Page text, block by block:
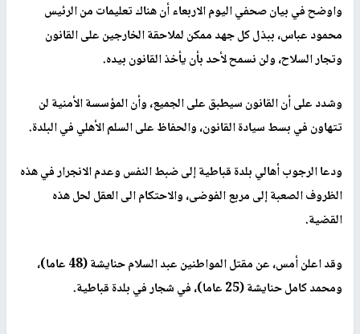
واوضح في بيان صحفي اليوم الاربعاء أن هناك تعليمات من الرئيس
محمود عباس، ببذل كل جهد ممكن لملاحقة الخارجين على القانون
وتجار السلاح، ولن نسمح لأحد بأن يأخذ القانون بيده.
وشدد على أن القانون سيطبق على الجميع، وأن المؤسسة الأمنية لن
تتهاون في بسط سيادة القانون، والحفاظ على السلم الأهلي في البلدة.
ودعا الرجوب أهالي بلدة قباطية إلى ضبط النفس وعدم الانجرار في هذه
الظروف الصعبة إلى مربع الفوضى، والاحتكام الى العقل لحل هذه
القضية.
وقد اعلن أمس، عن مقتل المواطنين عبد السلام حنايشة (48 عاما)،
ومحمد كامل حنايشة (25 عاما)، في شجار في بلدة قباطية.